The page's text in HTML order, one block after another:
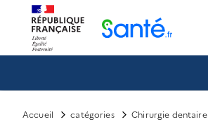
Accueil catégories Chirurgie dentaire
Panneau de gestion des cookies